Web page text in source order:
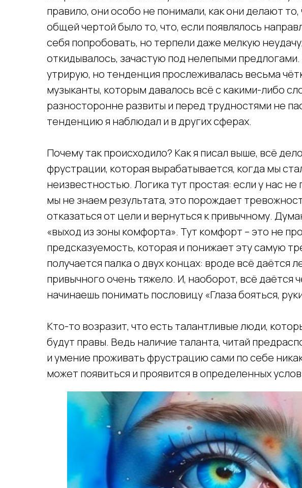
правило, они особо не понимали, как они делают
общей чертой было то, что, если появлялось
себя попробовать, но терпели даже мелкую
откидывалось, зачастую под нелепыми предлогами.
утрирую, но тенденция прослеживалась весьма
музыканты, которым давалось всё с какими-либо
разносторонне развиты и перед трудностями не
тенденцию я наблюдал и в других сферах.
Почему так происходило? Как я писал выше, всё
фрустрации, которая вырабатывается, когда мы
неизвестностью. Логика тут простая: если у нас не
мы не знаем результата, это порождает
отказаться от цели и вернуться к привычному.
«выход из зоны комфорта». Тут комфорт – это не
предсказуемость, которая и понижает эту самую
получается палка о двух концах: вроде всё даётся
привычного очень тяжело. И, наоборот, всё даётся
начинаешь понимать пословицу «Глаза бояться,
Кто-то возразит, что есть талантливые люди,
будут правы. Ведь наличие таланта, читай
и умение проживать фрустрацию сами по себе
может появиться и проявится в определенных